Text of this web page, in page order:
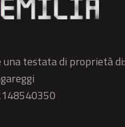
una testata di proprietà di: